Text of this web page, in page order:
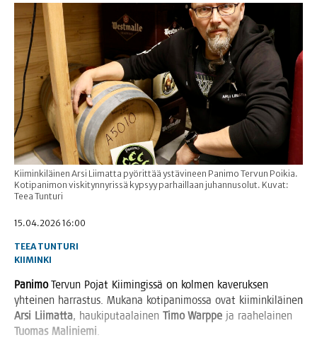
Kiiminkiläinen Arsi Liimatta pyörittää ystävineen Panimo Tervun Poikia.
Kotipanimon viskitynnyrissä kypsyy parhaillaan juhannusolut. Kuvat:
Teea Tunturi
15.04.2026 16:00
TEEA TUNTURI
KIIMINKI
Pani­moTer­vun Pojat Kii­min­gis­sä on kol­men kave­ruk­sen
yhtei­nen har­ras­tus. Muka­na koti­pa­ni­mos­sa ovat kii­min­ki­läi­nen
Arsi Lii­mat­ta, hau­ki­pu­taa­lai­nen Timo Warp­pe ja raa­he­lai­nen
Tuo­mas Mali­nie­mi.